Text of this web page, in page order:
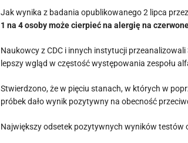
Jak wynika z badania opublikowanego 2 lipca
1 na 4 osoby może cierpieć na alergię na
Naukowcy z CDC i innych instytucji
lepszy wgląd w częstość występowania zespołu
Stwierdzono, że w pięciu stanach, w których w
próbek dało wynik pozytywny na obecność
Największy odsetek pozytywnych wyników